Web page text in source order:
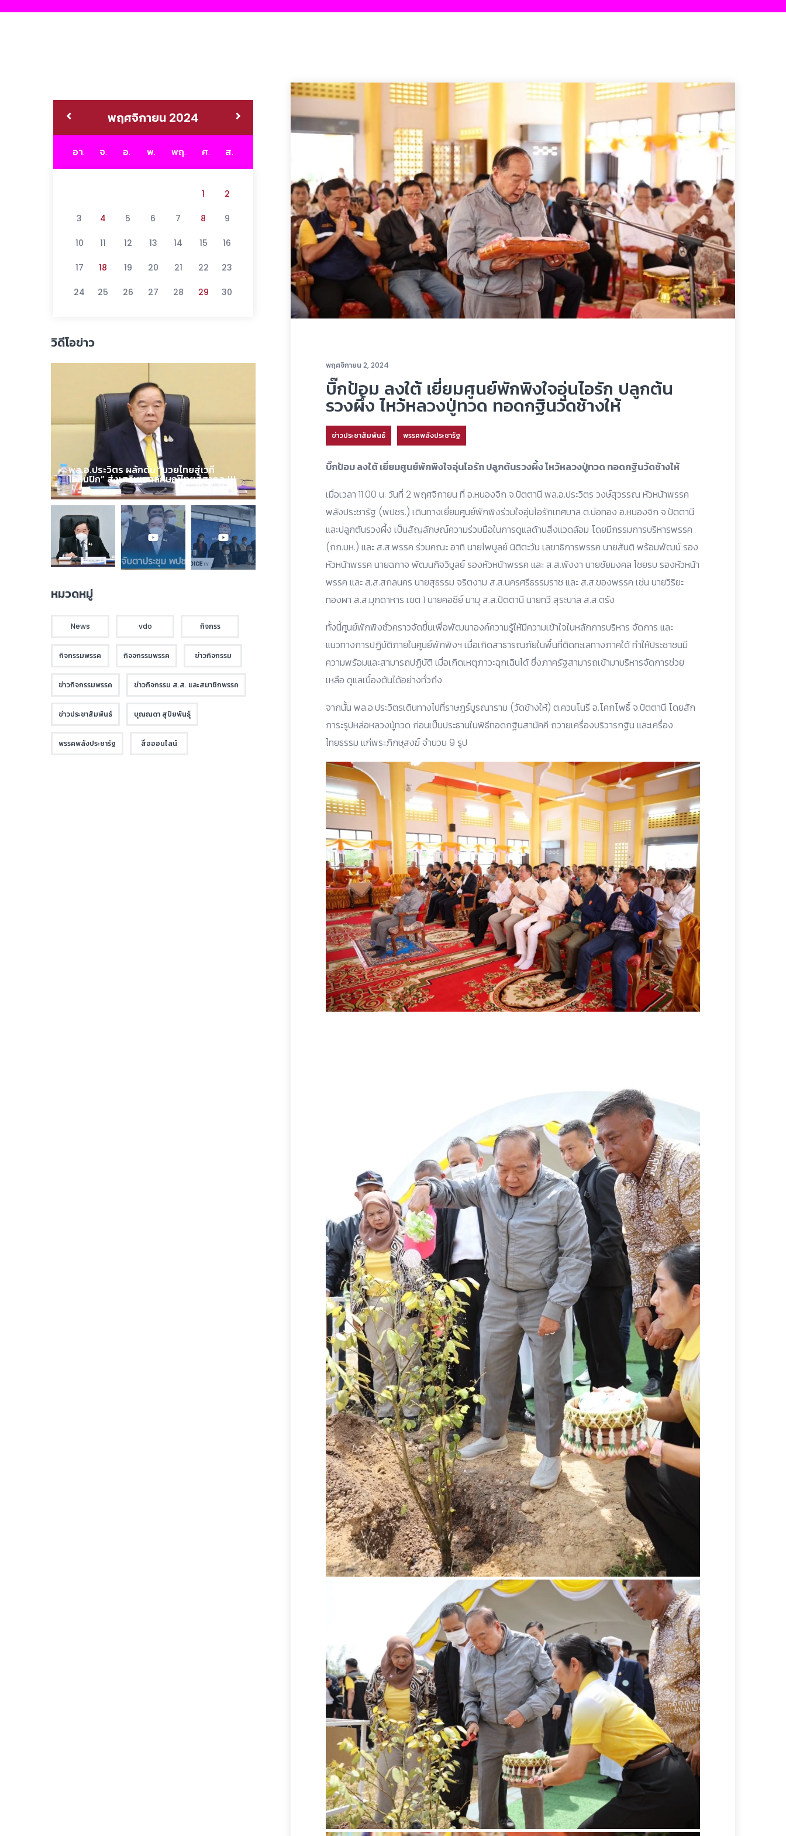
พฤศจิกายน 2, 2024
บิ๊กป้อม ลงใต้ เยี่ยมศูนย์พักพิงใจอุ่นไอรัก ปลูกต้น
รวงผึ้ง ไหว้หลวงปู่ทวด ทอดกฐินวัดช้างให้
ข่าวประชาสัมพันธ์ พรรคพลังประชารัฐ
บิ๊กป้อม ลงใต้ เยี่ยมศูนย์พักพิงใจอุ่นไอรัก ปลูกต้นรวงผึ้ง ไหว้หลวงปู่ทวด ทอดกฐินวัดช้างให้
เมื่อเวลา 11.00 น. วันที่ 2 พฤศจิกายน ที่ อ.หนองจิก จ.ปัตตานี พล.อ.ประวิตร วงษ์สุวรรณ หัวหน้าพรรค
พลังประชารัฐ (พปชร.) เดินทางเยี่ยมศูนย์พักพิงร่วมใจอุ่นไอรักเทศบาล ต.บ่อทอง อ.หนองจิก จ.ปัตตานี
และปลูกต้นรวงผึ้ง เป็นสัญลักษณ์ความร่วมมือในการดูแลด้านสิ่งแวดล้อม โดยมีกรรมการบริหารพรรค
(กก.บห.) และ ส.ส.พรรค ร่วมคณะ อาทิ นายไพบูลย์ นิติตะวัน เลขาธิการพรรค นายสันติ พร้อมพัฒน์ รอง
หัวหน้าพรรค นายฉกาจ พัฒนกิจวิบูลย์ รองหัวหน้าพรรค และ ส.ส.พังงา นายชัยมงคล ไชยรบ รองหัวหน้า
พรรค และ ส.ส.สกลนคร นายสุธรรม จริตงาม ส.ส.นครศรีธรรมราช และ ส.ส.ของพรรค เช่น นายวิริยะ
ทองผา ส.ส.มุกดาหาร เขต 1 นายคอซีย์ มามุ ส.ส.ปัตตานี นายทวี สุระบาล ส.ส.ตรัง
ทั้งนี้ศูนย์พักพิงชั่วคราวจัดขึ้นเพื่อพัฒนาองค์ความรู้ให้มีความเข้าใจในหลักการบริหาร จัดการ และ
แนวทางการปฏิบัติภายในศูนย์พักพิงฯ เมื่อเกิดสาธารณภัยในพื้นที่ติดทะเลทางภาคใต้ ทำให้ประชาชนมี
ความพร้อมและสามารถปฏิบัติ เมื่อเกิดเหตุภาวะฉุกเฉินได้ ซึ่งภาครัฐสามารถเข้ามาบริหารจัดการช่วย
เหลือ ดูแลเบื้องต้นได้อย่างทั่วถึง
จากนั้น พล.อ.ประวิตรเดินทางไปที่ราษฎร์บูรณาราม (วัดช้างให้) ต.ควนโนรี อ.โคกโพธิ์ จ.ปัตตานี โดยสัก
การะรูปหล่อหลวงปู่ทวด ก่อนเป็นประธานในพิธีทอดกฐินสามัคคี ถวายเครื่องบริวารกฐิน และเครื่อง
ไทยธรรม แก่พระภิกษุสงฆ์ จำนวน 9 รูป
พฤศจิกายน 2024
อา. จ. อ. พ. พฤ. ศ. ส.
1 2
3 4 5 6 7 8 9
10 11 12 13 14 15 16
17 18 19 20 21 22 23
24 25 26 27 28 29 30
วิดีโอข่าว
พล.อ.ประวิตร ผลักดัน “มวยไทยสู่เวที
โอลิมปิก” ส่งเสริมเอกลักษณ์ไทยสู่สากล !!!
หมวดหมู่
News vdo กิจกรร
กิจกรรมพรรค กิจจกรรมพรรค ข่าวกิจกรรม
ข่าวกิจกรรมพรรค ข่าวกิจกรรม ส.ส. และสมาชิกพรรค
ข่าวประชาสัมพันธ์ บุณณดา สุปิยพันธุ์
พรรคพลังประชารัฐ สื่อออนไลน์